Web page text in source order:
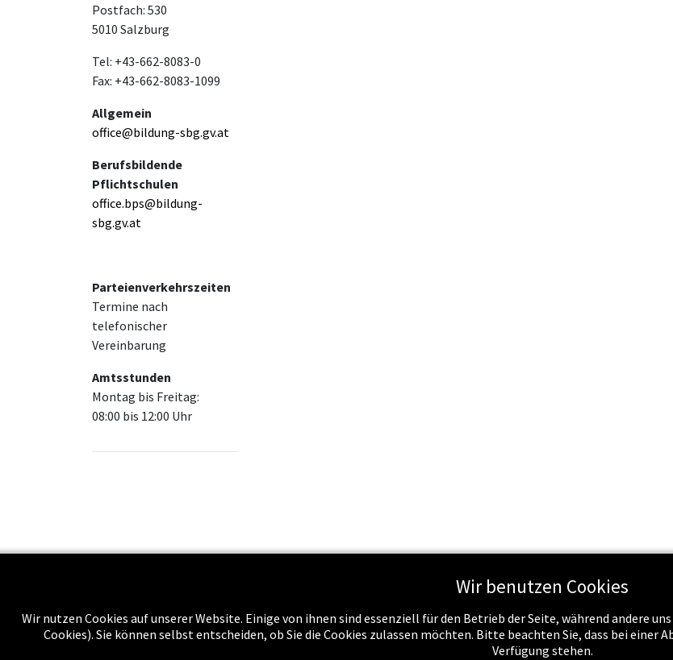
Postfach: 530
5010 Salzburg
Tel: +43-662-8083-0
Fax: +43-662-8083-1099
Allgemein
office@bildung-sbg.gv.at
Berufsbildende
Pflichtschulen
office.bps@bildung-
sbg.gv.at
Parteienverkehrszeiten
Termine nach
telefonischer
Vereinbarung
Amtsstunden
Montag bis Freitag:
08:00 bis 12:00 Uhr
Über uns Schule & Recht Schule & Unterricht
Wir benutzen Cookies
Wir nutzen Cookies auf unserer Website. Einige von ihnen sind essenziell für den Betrieb der Seite, während andere
Cookies). Sie können selbst entscheiden, ob Sie die Cookies zulassen möchten. Bitte beachten Sie, dass bei
Verfügung stehen.